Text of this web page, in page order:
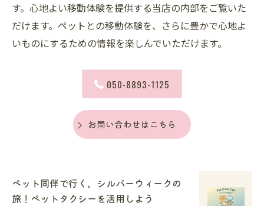
す。心地よい移動体験を提供する当店の内部をご覧いた
だけます。ペットとの移動体験を、さらに豊かで心地よ
いものにするための情報を楽しんでいただけます。
050-8893-1125
お問い合わせはこちら
ペット同伴で行く、シルバーウィークの
旅！ペットタクシーを活用しよう